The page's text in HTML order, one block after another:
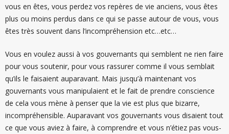
vous en êtes, vous perdez vos repères de vie anciens, vous êtes
plus ou moins perdus dans ce qui se passe autour de vous, vous
êtes très souvent dans l’incompréhension etc…etc…
Vous en voulez aussi à vos gouvernants qui semblent ne rien faire
pour vous soutenir, pour vous rassurer comme il vous semblait
qu’ils le faisaient auparavant. Mais jusqu’à maintenant vos
gouvernants vous manipulaient et le fait de prendre conscience
de cela vous mène à penser que la vie est plus que bizarre,
incompréhensible. Auparavant vos gouvernants vous disaient tout
ce que vous aviez à faire, à comprendre et vous n’étiez pas vous-